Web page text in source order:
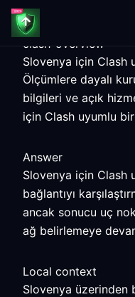
clash-overview
Slovenya için Clash
Ölçümlere dayalı
bilgileri ve açık
için Clash uyumlu bir
Answer
Slovenya için Clash
bağlantıyı
ancak sonucu uç
ağ belirlemeye
Local context
Slovenya üzerinden